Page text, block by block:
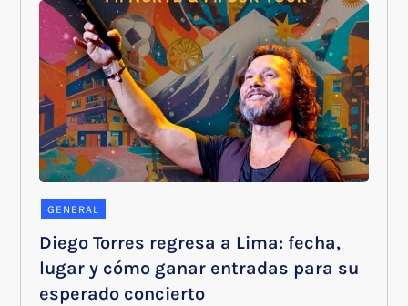
GENERAL
Diego Torres regresa a Lima: fecha,
lugar y cómo ganar entradas para su
esperado concierto